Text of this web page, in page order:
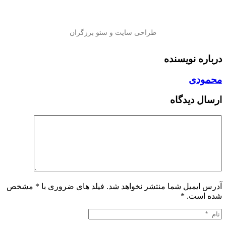
درباره نویسنده
محمودی
ارسال دیدگاه
آدرس ایمیل شما منتشر نخواهد شد. فیلد های ضروری با * مشخص
شده است. *